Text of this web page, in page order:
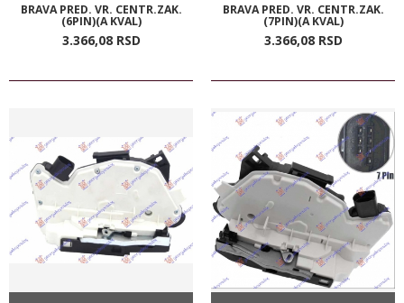
BRAVA PRED. VR. CENTR.ZAK.
(6PIN)(A KVAL)
3.366,08 RSD
BRAVA PRED. VR. CENTR.ZAK.
(7PIN)(A KVAL)
3.366,08 RSD